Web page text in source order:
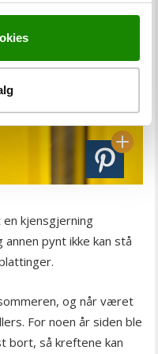
kjensgjerning
pynt ikke kan stå
og når været
For noen år siden ble
bort, så kreftene kan